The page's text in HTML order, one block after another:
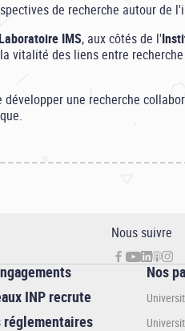
de recherche autour
Laboratoire IMS, aux côtés de l'
vitalité des liens entre
une recherche
Nous suivre
INP recrute
réglementaires
Nos